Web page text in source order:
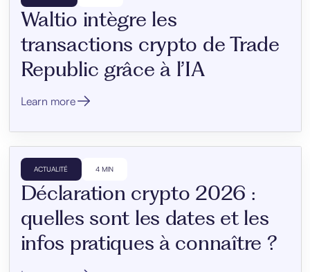
Waltio intègre les
transactions crypto de Trade
Republic grâce à l’IA
Learn more
ACTUALITÉ 4 MIN
Déclaration crypto 2026 :
quelles sont les dates et les
infos pratiques à connaître ?